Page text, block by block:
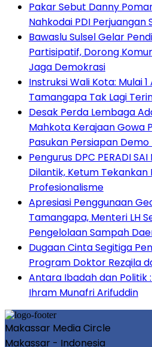
Pakar Sebut Danny
Nahkodai PDI Perjuangan
Bawaslu Sulsel Gelar
Partisipatif, Dorong
Jaga Demokrasi
Instruksi Wali Kota: Mulai 1
Tamangapa Tak Lagi
Desak Perda Lembaga
Mahkota Kerajaan Gowa
Pasukan Persiapan
Pengurus DPC PERADI
Dilantik, Ketum
Profesionalisme
Apresiasi Penggunaan
Tamangapa, Menteri LH
Pengelolaan Sampah
Dugaan Cinta Segitiga
Program Doktor Rezqila
Antara Ibadah dan Politik
Ihram Munafri Arifuddin
Makassar Media Circle
Makassar - Indonesia